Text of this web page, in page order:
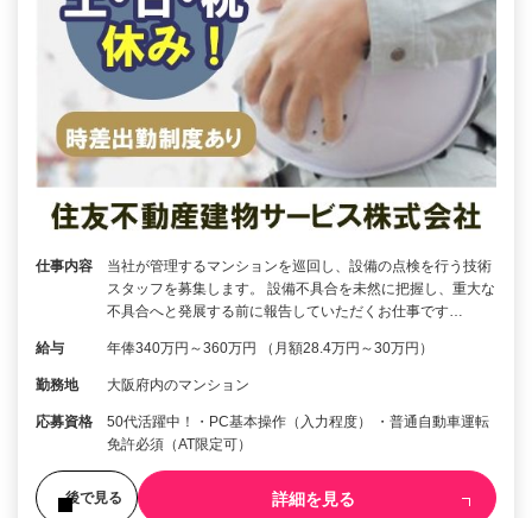
仕事内容
当社が管理するマンションを巡回し、設備の点検を行う技術
スタッフを募集します。 設備不具合を未然に把握し、重大な
不具合へと発展する前に報告していただくお仕事です…
給与 年俸340万円～360万円 （月額28.4万円～30万円）
勤務地 大阪府内のマンション
応募資格
50代活躍中！・PC基本操作（入力程度） ・普通自動車運転
免許必須（AT限定可）
後で見る 詳細を見る